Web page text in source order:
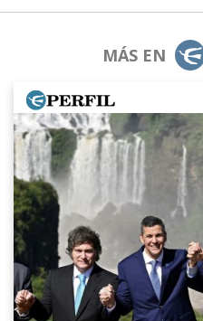
MÁS EN